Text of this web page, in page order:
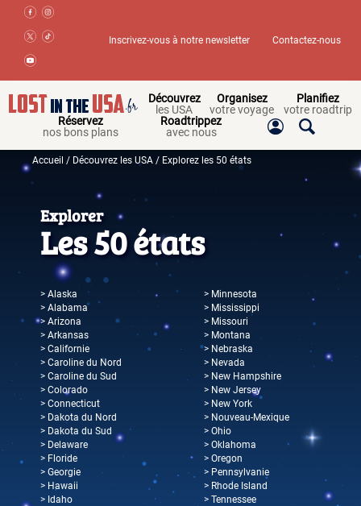
Inscrivez-vous à notre newsletter Contactez-nous
Découvrez
les USA
Organisez
votre voyage
Planifiez
votre roadtrip
Réservez
nos bons plans
Roadtrippez
avec nous
Accueil / Découvrez les USA / Explorez les 50 états
Explorer
Les 50 états
> Alaska
> Alabama
> Arizona
> Arkansas
> Californie
> Caroline du Nord
> Caroline du Sud
> Colorado
> Connecticut
> Dakota du Nord
> Dakota du Sud
> Delaware
> Floride
> Georgie
> Hawaii
> Idaho
> Minnesota
> Mississippi
> Missouri
> Montana
> Nebraska
> Nevada
> New Hampshire
> New Jersey
> New York
> Nouveau-Mexique
> Ohio
> Oklahoma
> Oregon
> Pennsylvanie
> Rhode Island
> Tennessee